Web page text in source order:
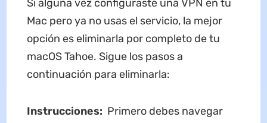
Si alguna vez configuraste una VPN en tu
Mac pero ya no usas el servicio, la mejor
opción es eliminarla por completo de tu
macOS Tahoe. Sigue los pasos a
continuación para eliminarla:
Instrucciones: Primero debes navegar